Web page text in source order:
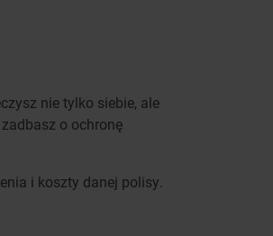
nie tylko siebie, ale
o ochronę
i koszty danej polisy.